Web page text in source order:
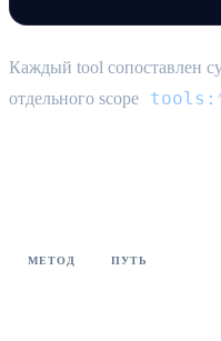
Каждый tool сопоставлен
отдельного scope
МЕТОД ПУТЬ